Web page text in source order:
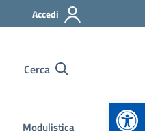
Accedi
Cerca
Modulistica